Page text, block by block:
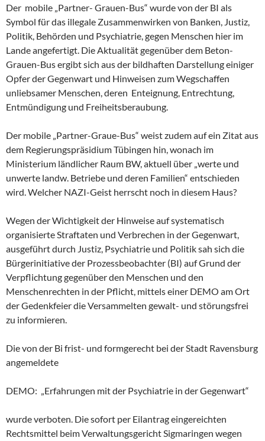
Der mobile „Partner- Grauen-Bus“ wurde von der BI als
Symbol für das illegale Zusammenwirken von Banken, Justiz,
Politik, Behörden und Psychiatrie, gegen Menschen hier im
Lande angefertigt. Die Aktualität gegenüber dem Beton-
Grauen-Bus ergibt sich aus der bildhaften Darstellung einiger
Opfer der Gegenwart und Hinweisen zum Wegschaffen
unliebsamer Menschen, deren Enteignung, Entrechtung,
Entmündigung und Freiheitsberaubung.
Der mobile „Partner-Graue-Bus“ weist zudem auf ein Zitat aus
dem Regierungspräsidium Tübingen hin, wonach im
Ministerium ländlicher Raum BW, aktuell über „werte und
unwerte landw. Betriebe und deren Familien“ entschieden
wird. Welcher NAZI-Geist herrscht noch in diesem Haus?
Wegen der Wichtigkeit der Hinweise auf systematisch
organisierte Straftaten und Verbrechen in der Gegenwart,
ausgeführt durch Justiz, Psychiatrie und Politik sah sich die
Bürgerinitiative der Prozessbeobachter (BI) auf Grund der
Verpflichtung gegenüber den Menschen und den
Menschenrechten in der Pflicht, mittels einer DEMO am Ort
der Gedenkfeier die Versammelten gewalt- und störungsfrei
zu informieren.
Die von der Bi frist- und formgerecht bei der Stadt Ravensburg
angemeldete
DEMO: „Erfahrungen mit der Psychiatrie in der Gegenwart“
wurde verboten. Die sofort per Eilantrag eingereichten
Rechtsmittel beim Verwaltungsgericht Sigmaringen wegen